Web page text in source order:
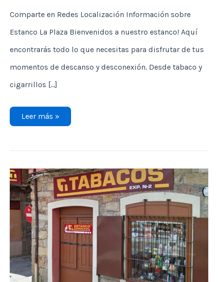
Comparte en Redes Localización Información sobre
Estanco La Plaza Bienvenidos a nuestro estanco! Aquí
encontrarás todo lo que necesitas para disfrutar de tus
momentos de descanso y desconexión. Desde tabaco y
cigarrillos […]
Estanco
Leer más »